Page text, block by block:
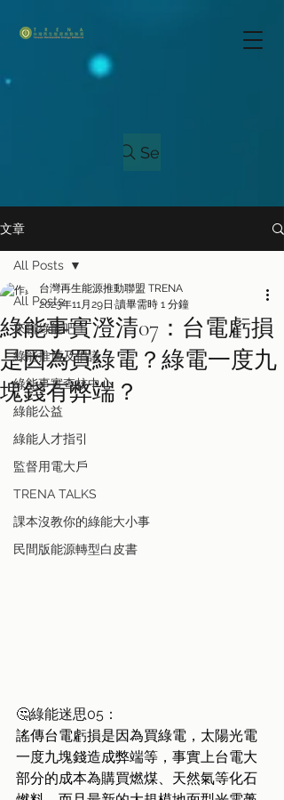
Search
文章
All Posts
來聊綠能吧！
綠能推廣及倡議
綠能事實查核中心
綠能公益
綠能人才指引
監督用電大戶
TRENA TALKS
課本沒教你的綠能大小事
民間版能源轉型白皮書
All Posts
綠能事實澄清07：台電虧損
是因為買綠電？綠電一度九
塊錢有弊端？
台灣再生能源推動聯盟 TRENA
2023年11月29日 讀畢需時 1 分鐘
🤔綠能迷思05：
謠傳台電虧損是因為買綠電，太陽光電
一度九塊錢造成弊端等，事實上台電大
部分的成本為購買燃煤、天然氣等化石